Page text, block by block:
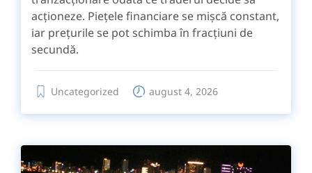
acționeze. Piețele financiare se mișcă constant,
iar prețurile se pot schimba în fracțiuni de
secundă.
Uncategorized august 4, 2026